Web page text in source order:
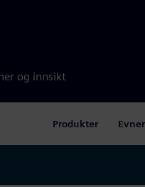
og innsikt
Produkter Evner